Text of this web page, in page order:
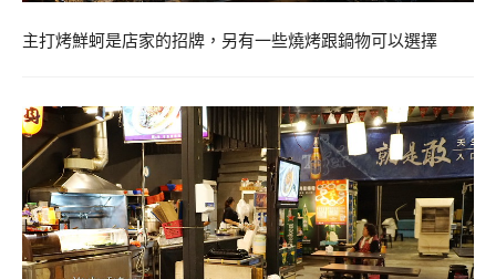
主打烤鮮蚵是店家的招牌，另有一些燒烤跟鍋物可以選擇